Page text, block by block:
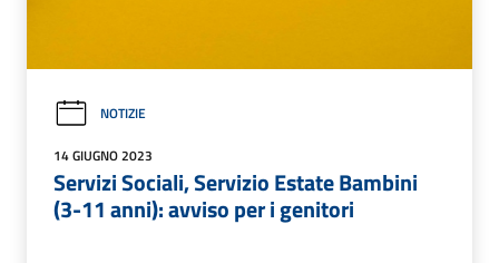
NOTIZIE
14 GIUGNO 2023
Servizi Sociali, Servizio Estate Bambini
(3-11 anni): avviso per i genitori